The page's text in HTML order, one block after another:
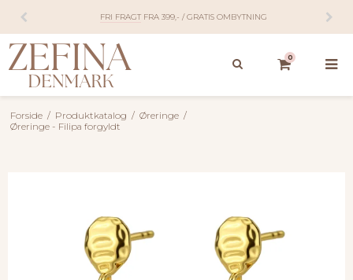
FRI FRAGT FRA 399,- / GRATIS OMBYTNING
0
Forside / Produktkatalog / Øreringe /
Øreringe - Filipa forgyldt